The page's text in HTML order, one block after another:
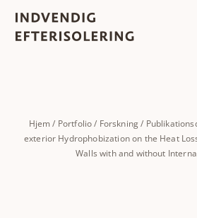
Skip
Hjem / Portfolio/ Forskning/
exterior Hydrophobization on the Heat
Walls with and without